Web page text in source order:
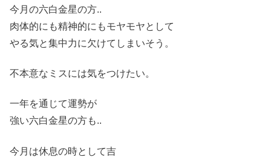
今月の六白金星の方..
肉体的にも精神的にもモヤモヤとして
やる気と集中力に欠けてしまいそう。
不本意なミスには気をつけたい。
一年を通じて運勢が
強い六白金星の方も..
今月は休息の時と して吉